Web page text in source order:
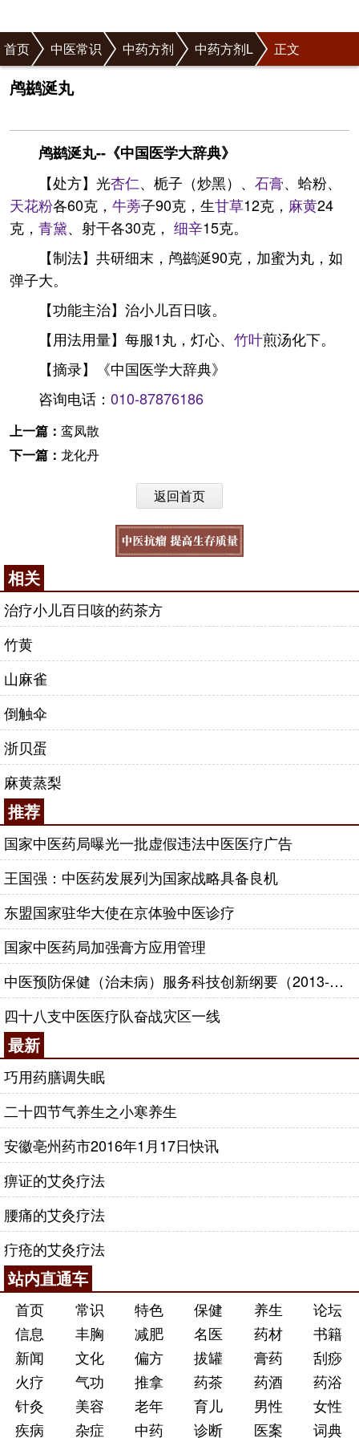
首页 中医常识 中药方剂 中药方剂L 正文
鸬鹚涎丸
鸬鹚涎丸--《中国医学大辞典》
【处方】光杏仁、栀子（炒黑）、 石膏、蛤粉、
天花粉各60克， 牛蒡子90克，生甘草12克， 麻黄24
克， 青黛、射干各30克， 细辛15克。
【制法】共研细末，鸬鹚涎90克，加蜜为丸，如
弹子大。
【功能主治】治小儿百日咳。
【用法用量】每服1丸，灯心、 竹叶煎汤化下。
【摘录】《中国医学大辞典》
咨询电话： 010-87876186
上一篇： 鸾凤散
下一篇： 龙化丹
返回首页
相关
治疗小儿百日咳的药茶方
竹黄
山麻雀
倒触伞
浙贝蛋
麻黄蒸梨
推荐
国家中医药局曝光一批虚假违法中医医疗广告
王国强：中医药发展列为国家战略具备良机
东盟国家驻华大使在京体验中医诊疗
国家中医药局加强膏方应用管理
中医预防保健（治未病）服务科技创新纲要（2013-2020年）
四十八支中医医疗队奋战灾区一线
最新
巧用药膳调失眠
二十四节气养生之小寒养生
安徽亳州药市2016年1月17日快讯
痹证的艾灸疗法
腰痛的艾灸疗法
疔疮的艾灸疗法
站内直通车
首页 常识 特色 保健 养生
论坛
信息
丰胸 减肥 名医 药材
书籍
新闻
文化 偏方 拔罐 膏药
刮痧
火疗
气功 推拿 药茶 药酒
药浴
针灸
美容 老年 育儿 男性
女性
疾病
杂症 中药 诊断 医案 词典